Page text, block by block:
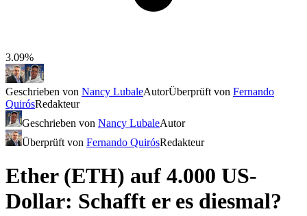
3.09%
Geschrieben von Nancy LubaleAutorÜberprüft von Fernando
QuirósRedakteur
Geschrieben von Nancy LubaleAutor
Überprüft von Fernando QuirósRedakteur
Ether (ETH) auf 4.000 US-
Dollar: Schafft er es diesmal?